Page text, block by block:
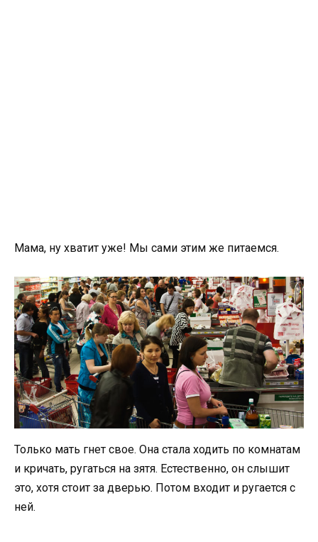
Мама, ну хватит уже! Мы сами этим же питаемся.
Только мать гнет свое. Она стала ходить по комнатам
и кричать, ругаться на зятя. Естественно, он слышит
это, хотя стоит за дверью. Потом входит и ругается с
ней.